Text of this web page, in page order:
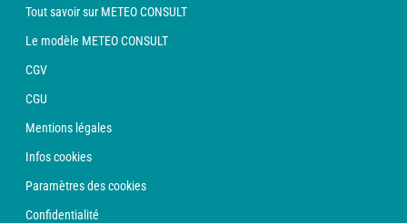
Tout savoir sur METEO CONSULT
Le modèle METEO CONSULT
CGV
CGU
Mentions légales
Infos cookies
Paramètres des cookies
Confidentialité